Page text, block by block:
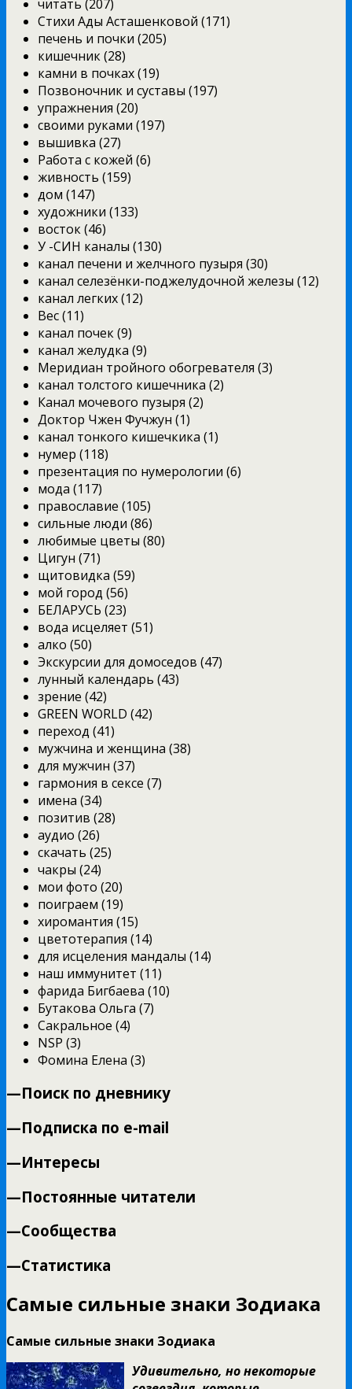
читать (207)
Стихи Ады Асташенковой (171)
печень и почки (205)
кишечник (28)
камни в почках (19)
Позвоночник и суставы (197)
упражнения (20)
своими руками (197)
вышивка (27)
Работа с кожей (6)
живность (159)
дом (147)
художники (133)
восток (46)
У -СИН каналы (130)
канал печени и желчного пузыря (30)
канал селезёнки-поджелудочной железы (12)
канал легких (12)
Вес (11)
канал почек (9)
канал желудка (9)
Меридиан тройного обогревателя (3)
канал толстого кишечника (2)
Канал мочевого пузыря (2)
Доктор Чжен Фучжун (1)
канал тонкого кишечкика (1)
нумер (118)
презентация по нумерологии (6)
мода (117)
православие (105)
сильные люди (86)
любимые цветы (80)
Цигун (71)
щитовидка (59)
мой город (56)
БЕЛАРУСЬ (23)
вода исцеляет (51)
алко (50)
Экскурсии для домоседов (47)
лунный календарь (43)
зрение (42)
GREEN WORLD (42)
переход (41)
мужчина и женщина (38)
для мужчин (37)
гармония в сексе (7)
имена (34)
позитив (28)
аудио (26)
скачать (25)
чакры (24)
мои фото (20)
поиграем (19)
хиромантия (15)
цветотерапия (14)
для исцеления мандалы (14)
наш иммунитет (11)
фарида Бигбаева (10)
Бутакова Ольга (7)
Сакральное (4)
NSP (3)
Фомина Елена (3)
—Поиск по дневнику
—Подписка по e-mail
—Интересы
—Постоянные читатели
—Сообщества
—Статистика
Самые сильные знаки Зодиака
Самые сильные знаки Зодиака
Удивительно, но некоторые